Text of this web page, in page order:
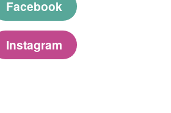
Facebook
Instagram